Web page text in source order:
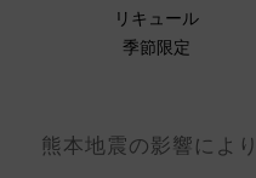
リキュール
季節限定
熊本地震の影響によ